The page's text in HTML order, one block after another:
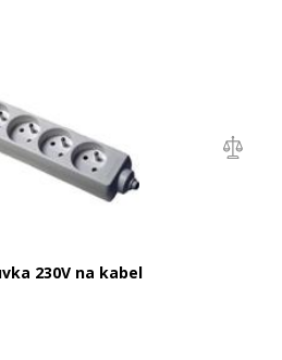
230V na kabel